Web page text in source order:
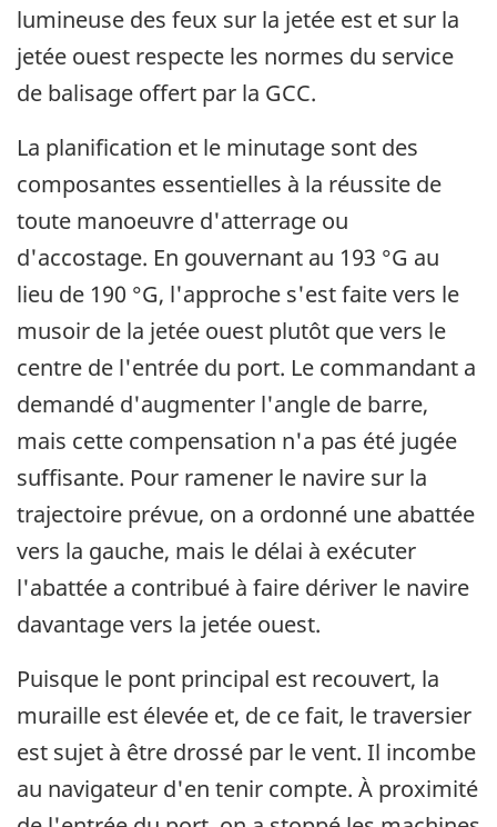
lumineuse des feux sur la jetée est et sur la
jetée ouest respecte les normes du service
de balisage offert par la GCC.
La planification et le minutage sont des
composantes essentielles à la réussite de
toute manoeuvre d'atterrage ou
d'accostage. En gouvernant au 193 °G au
lieu de 190 °G, l'approche s'est faite vers le
musoir de la jetée ouest plutôt que vers le
centre de l'entrée du port. Le commandant a
demandé d'augmenter l'angle de barre,
mais cette compensation n'a pas été jugée
suffisante. Pour ramener le navire sur la
trajectoire prévue, on a ordonné une abattée
vers la gauche, mais le délai à exécuter
l'abattée a contribué à faire dériver le navire
davantage vers la jetée ouest.
Puisque le pont principal est recouvert, la
muraille est élevée et, de ce fait, le traversier
est sujet à être drossé par le vent. Il incombe
au navigateur d'en tenir compte. À proximité